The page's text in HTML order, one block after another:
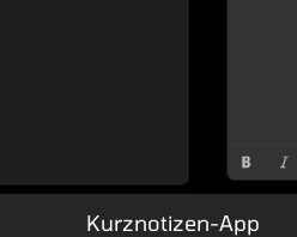
Kurznotizen-App